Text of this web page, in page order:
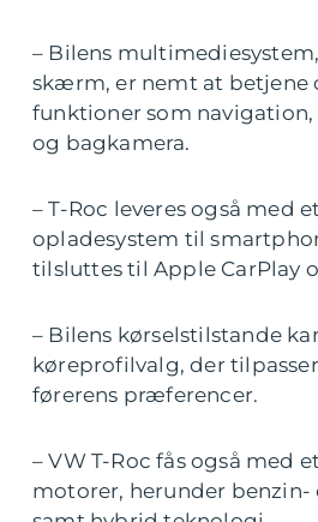
– Bilens
skærm, er nemt at betjene
funktioner som
og bagkamera.
– T-Roc leveres også med
opladesystem til
tilsluttes til Apple CarPlay
– Bilens kørselstilstande
køreprofilvalg, der
førerens præferencer.
– VW T-Roc fås også med
motorer, herunder